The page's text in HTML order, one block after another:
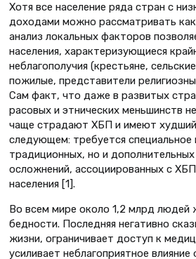
Хотя все население ряда стран с
доходами можно рассматривать
анализ локальных факторов
населения, характеризующиеся
неблагополучия (крестьяне,
пожилые, представители
Сам факт, что даже в развитых
расовых и этнических меньшинств
чаще страдают ХБП и имеют худший
следующем: требуется специальное
традиционных, но и
осложнений, ассоциированных с
населения [1].
Во всем мире около 1,2 млрд людей
бедности. Последняя негативно
жизни, ограничивает доступ к
усиливает неблагоприятное